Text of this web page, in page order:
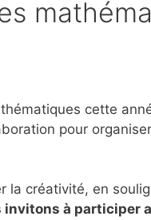
cette
pour
la créativité, en
invitons à participer